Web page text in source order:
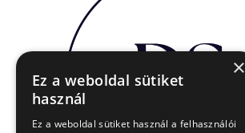
×
Ez a weboldal sütiket
használ
Ez a weboldal sütiket használ a felhasználói